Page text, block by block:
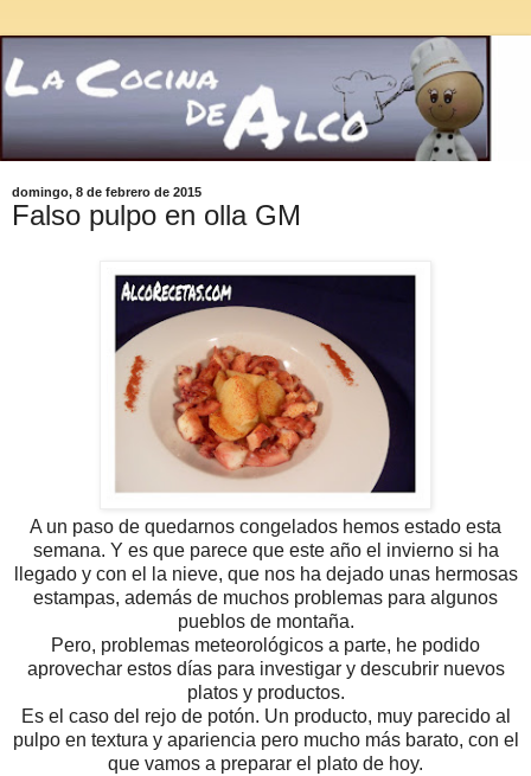
domingo, 8 de febrero de 2015
Falso pulpo en olla GM
A un paso de quedarnos congelados hemos estado esta
semana. Y es que parece que este año el invierno si ha
llegado y con el la nieve, que nos ha dejado unas hermosas
estampas, además de muchos problemas para algunos
pueblos de montaña.
Pero, problemas meteorológicos a parte, he podido
aprovechar estos días para investigar y descubrir nuevos
platos y productos.
Es el caso del rejo de potón. Un producto, muy parecido al
pulpo en textura y apariencia pero mucho más barato, con el
que vamos a preparar el plato de hoy.